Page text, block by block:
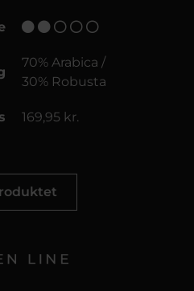
70% Arabica /
30% Robusta
169,95 kr.